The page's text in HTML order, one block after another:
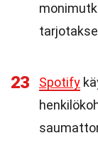
23 Spotify